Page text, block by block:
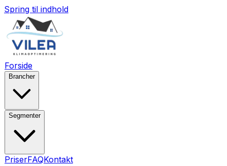
Spring til indhold
Forside
Brancher
Segmenter
PriserFAQKontakt